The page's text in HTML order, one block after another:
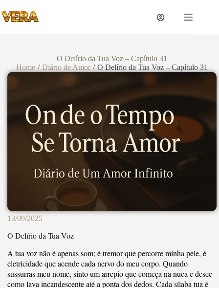
O Delírio da Tua Voz – Capítulo 31
Home / Diário de Amor / O Delírio da Tua Voz – Capítulo 31
13/09/2025
O Delírio da Tua Voz
A tua voz não é apenas som; é tremor que percorre minha pele, é
eletricidade que acende cada nervo do meu corpo. Quando
sussurras meu nome, sinto um arrepio que começa na nuca e desce
como lava incandescente até a ponta dos dedos. Cada sílaba tua é